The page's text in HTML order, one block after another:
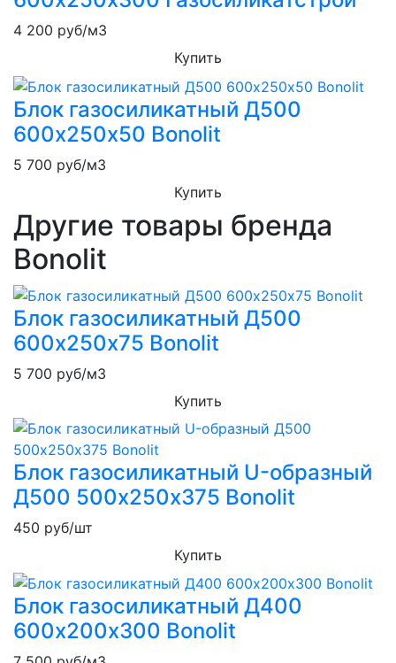
4 200 руб/м3
Купить
Блок газосиликатный Д500
600х250х50 Bonolit
5 700 руб/м3
Купить
Другие товары бренда
Bonolit
Блок газосиликатный Д500
600х250х75 Bonolit
5 700 руб/м3
Купить
Блок газосиликатный U-образный
Д500 500х250х375 Bonolit
450 руб/шт
Купить
Блок газосиликатный Д400
600х200х300 Bonolit